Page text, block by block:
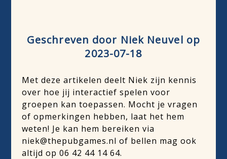
Geschreven door Niek Neuvel op
2023-07-18
Met deze artikelen deelt Niek zijn kennis
over hoe jij interactief spelen voor
groepen kan toepassen. Mocht je vragen
of opmerkingen hebben, laat het hem
weten! Je kan hem bereiken via
niek@thepubgames.nl of bellen mag ook
altijd op 06 42 44 14 64.